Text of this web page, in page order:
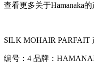
查看更多关于Hamanaka
SILK MOHAIR PARFAIT
编号： 4 品牌：